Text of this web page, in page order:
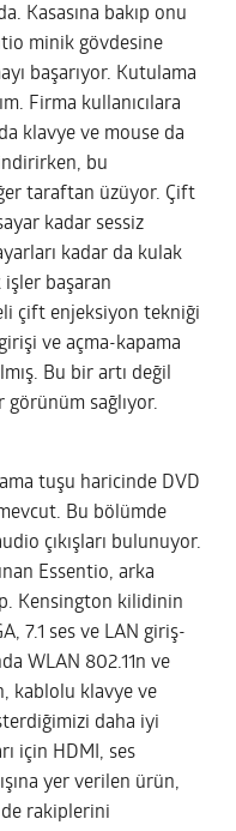
Kasasına bakıp onu
minik gövdesine
başarıyor. Kutulama
Firma kullanıcılara
klavye ve mouse da
bu
taraftan üzüyor. Çift
kadar sessiz
kadar da kulak
işler başaran
çift enjeksiyon tekniği
ve açma-kapama
Bu bir artı değil
sağlıyor.
tuşu haricinde DVD
Bu bölümde
çıkışları bulunuyor.
Essentio, arka
Kensington kilidinin
7.1 ses ve LAN giriş-
WLAN 802.11n ve
kablolu klavye ve
daha iyi
için HDMI, ses
yer verilen ürün,
de rakiplerini